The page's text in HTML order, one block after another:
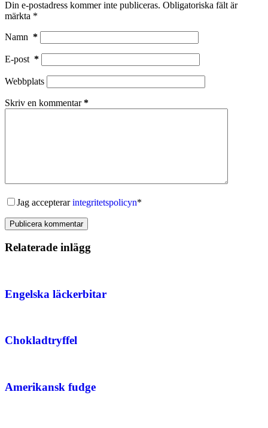
Din e-postadress kommer inte publiceras. Obligatoriska fält är
märkta *
Namn *
E-post *
Webbplats
Skriv en kommentar*
Jag accepterarintegritetspolicyn*
Publicera kommentar
Relaterade inlägg
Engelska läckerbitar
Chokladtryffel
Amerikansk fudge